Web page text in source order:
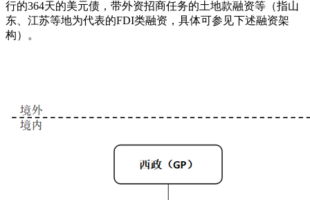
行的364天的美元债，带外资招商任务的土地款融资等（指山
东、江苏等地为代表的FDI类融资，具体可参见下述融资架
构）。